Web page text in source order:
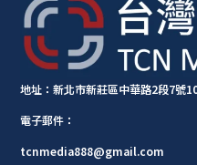
地址：新北市新莊區中華路2段7號
電子郵件：
tcnmedia888@gmail.com